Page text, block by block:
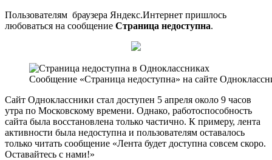
Пользователям браузера Яндекс.Интернет пришлось
любоваться на сообщение Страница недоступна.
Сообщение «Страница недоступна» на сайте
Сайт Одноклассники стал доступен 5 апреля около 9 часов
утра по Московскому времени. Однако, работоспособность
сайта была восстановлена только частично. К примеру, лента
активности была недоступна и пользователям оставалось
только читать сообщение «Лента будет доступна совсем скоро.
Оставайтесь с нами!»